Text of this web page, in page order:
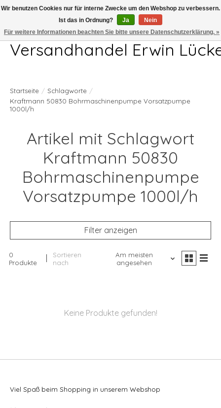
Telefon 04407 715872 MO-DO 7.00-17.00Uhr FR 7.00-13.00Uhr
Versandhandel Erwin
Startseite / Schlagworte /
Kraftmann 50830 Bohrmaschinenpumpe Vorsatzpumpe
1000l/h
Artikel mit Schlagwort
Kraftmann 50830
Bohrmaschinenpumpe
Vorsatzpumpe 1000l/h
Filter anzeigen
0
Produkte
Sortieren
nach
Am meisten
angesehen
Keine Produkte gefunden!
Viel Spaß beim Shopping in unserem Webshop
Wir benutzen Cookies nur für interne Zwecke um den Webshop zu verbessern.
Ist das in Ordnung?
Ja
Nein
Für weitere Informationen beachten Sie bitte unsere Datenschutzerklärung. »